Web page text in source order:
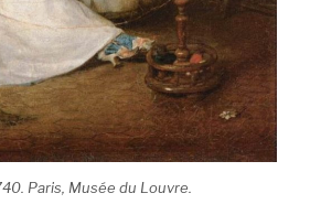
Paris, Musée du Louvre.